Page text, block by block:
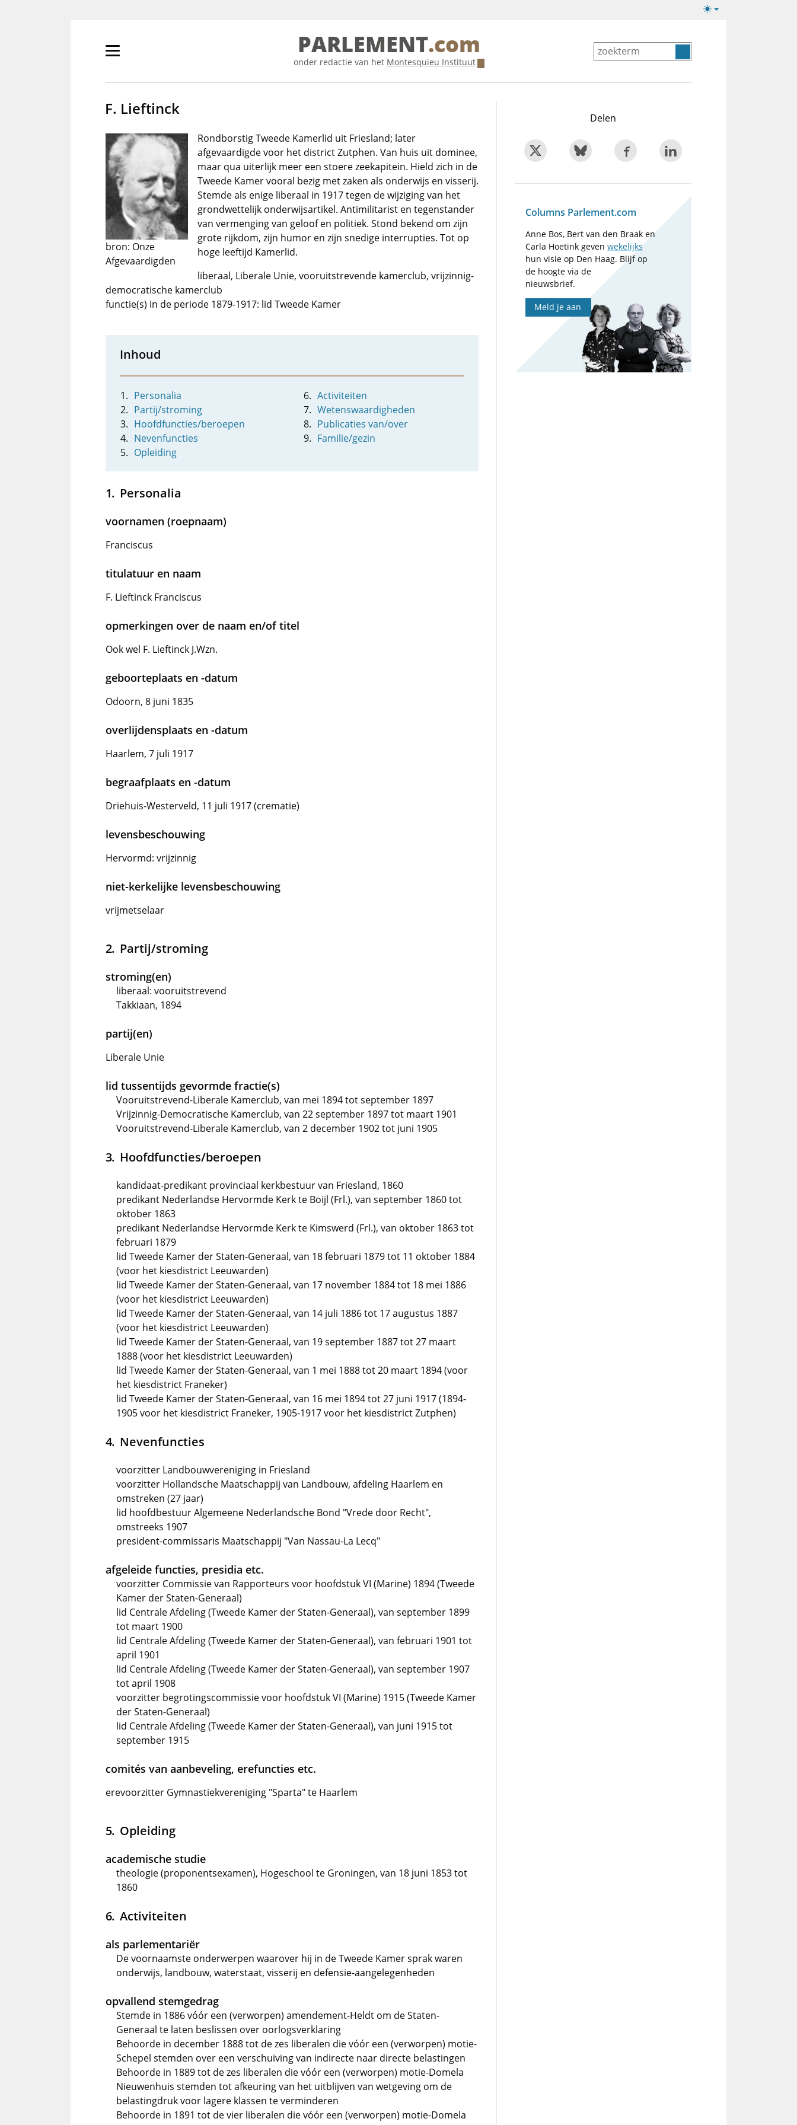
Lichte/donkere
Primair
tonen/verbergen
PARLEMENT.com
onder redactie van het Montesquieu Instituut
F. Lieftinck
bron: Onze
Afgevaardigden
Rondborstig Tweede Kamerlid uit Friesland; later
afgevaardigde voor het district Zutphen. Van huis uit dominee,
maar qua uiterlijk meer een stoere zeekapitein. Hield zich in de
Tweede Kamer vooral bezig met zaken als onderwijs en visserij.
Stemde als enige liberaal in 1917 tegen de wijziging van het
grondwettelijk onderwijsartikel. Antimilitarist en tegenstander
van vermenging van geloof en politiek. Stond bekend om zijn
grote rijkdom, zijn humor en zijn snedige interrupties. Tot op
hoge leeftijd Kamerlid.
liberaal, Liberale Unie, vooruitstrevende kamerclub, vrijzinnig-
democratische kamerclub
functie(s) in de periode 1879-1917: lid Tweede Kamer
Inhoud
Personalia
Partij/stroming
Hoofdfuncties/beroepen
Nevenfuncties
Opleiding
Activiteiten
Wetenswaardigheden
Publicaties van/over
Familie/gezin
Personalia
voornamen (roepnaam)
Franciscus
titulatuur en naam
F. Lieftinck Franciscus
opmerkingen over de naam en/of titel
Ook wel F. Lieftinck J.Wzn.
geboorteplaats en -datum
Odoorn, 8 juni 1835
overlijdensplaats en -datum
Haarlem, 7 juli 1917
begraafplaats en -datum
Driehuis-Westerveld, 11 juli 1917 (crematie)
levensbeschouwing
Hervormd: vrijzinnig
niet-kerkelijke levensbeschouwing
vrijmetselaar
Partij/stroming
stroming(en)
liberaal: vooruitstrevend
Takkiaan, 1894
partij(en)
Liberale Unie
lid tussentijds gevormde fractie(s)
Vooruitstrevend-Liberale Kamerclub, van mei 1894 tot september 1897
Vrijzinnig-Democratische Kamerclub, van 22 september 1897 tot maart 1901
Vooruitstrevend-Liberale Kamerclub, van 2 december 1902 tot juni 1905
Hoofdfuncties/beroepen
kandidaat-predikant provinciaal kerkbestuur van Friesland, 1860
predikant Nederlandse Hervormde Kerk te Boijl (Frl.), van september 1860 tot
oktober 1863
predikant Nederlandse Hervormde Kerk te Kimswerd (Frl.), van oktober 1863 tot
februari 1879
lid Tweede Kamer der Staten-Generaal, van 18 februari 1879 tot 11 oktober 1884
(voor het kiesdistrict Leeuwarden)
lid Tweede Kamer der Staten-Generaal, van 17 november 1884 tot 18 mei 1886
(voor het kiesdistrict Leeuwarden)
lid Tweede Kamer der Staten-Generaal, van 14 juli 1886 tot 17 augustus 1887
(voor het kiesdistrict Leeuwarden)
lid Tweede Kamer der Staten-Generaal, van 19 september 1887 tot 27 maart
1888 (voor het kiesdistrict Leeuwarden)
lid Tweede Kamer der Staten-Generaal, van 1 mei 1888 tot 20 maart 1894 (voor
het kiesdistrict Franeker)
lid Tweede Kamer der Staten-Generaal, van 16 mei 1894 tot 27 juni 1917 (1894-
1905 voor het kiesdistrict Franeker, 1905-1917 voor het kiesdistrict Zutphen)
Nevenfuncties
voorzitter Landbouwvereniging in Friesland
voorzitter Hollandsche Maatschappij van Landbouw, afdeling Haarlem en
omstreken (27 jaar)
lid hoofdbestuur Algemeene Nederlandsche Bond "Vrede door Recht",
omstreeks 1907
president-commissaris Maatschappij "Van Nassau-La Lecq"
afgeleide functies, presidia etc.
voorzitter Commissie van Rapporteurs voor hoofdstuk VI (Marine) 1894 (Tweede
Kamer der Staten-Generaal)
lid Centrale Afdeling (Tweede Kamer der Staten-Generaal), van september 1899
tot maart 1900
lid Centrale Afdeling (Tweede Kamer der Staten-Generaal), van februari 1901 tot
april 1901
lid Centrale Afdeling (Tweede Kamer der Staten-Generaal), van september 1907
tot april 1908
voorzitter begrotingscommissie voor hoofdstuk VI (Marine) 1915 (Tweede Kamer
der Staten-Generaal)
lid Centrale Afdeling (Tweede Kamer der Staten-Generaal), van juni 1915 tot
september 1915
comités van aanbeveling, erefuncties etc.
erevoorzitter Gymnastiekvereniging "Sparta" te Haarlem
Opleiding
academische studie
theologie (proponentsexamen), Hogeschool te Groningen, van 18 juni 1853 tot
1860
Activiteiten
als parlementariër
De voornaamste onderwerpen waarover hij in de Tweede Kamer sprak waren
onderwijs, landbouw, waterstaat, visserij en defensie-aangelegenheden
opvallend stemgedrag
Stemde in 1886 vóór een (verworpen) amendement-Heldt om de Staten-
Generaal te laten beslissen over oorlogsverklaring
Behoorde in december 1888 tot de zes liberalen die vóór een (verworpen) motie-
Schepel stemden over een verschuiving van indirecte naar directe belastingen
Behoorde in 1889 tot de zes liberalen die vóór een (verworpen) motie-Domela
Nieuwenhuis stemden tot afkeuring van het uitblijven van wetgeving om de
belastingdruk voor lagere klassen te verminderen
Behoorde in 1891 tot de vier liberalen die vóór een (verworpen) motie-Domela
Delen
Columns Parlement.com
Anne Bos, Bert van den Braak en
Carla Hoetink gevenwekelijks
hun visie op Den Haag. Blijf op
de hoogte via de
nieuwsbrief.
Meld je aan